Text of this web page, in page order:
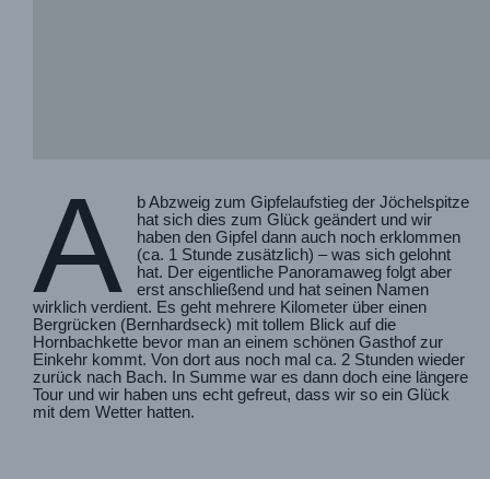
A
b Abzweig zum Gipfelaufstieg der Jöchelspitze
hat sich dies zum Glück geändert und wir
haben den Gipfel dann auch noch erklommen
(ca. 1 Stunde zusätzlich) – was sich gelohnt
hat. Der eigentliche Panoramaweg folgt aber
erst anschließend und hat seinen Namen
wirklich verdient. Es geht mehrere Kilometer über einen
Bergrücken (Bernhardseck) mit tollem Blick auf die
Hornbachkette bevor man an einem schönen Gasthof zur
Einkehr kommt. Von dort aus noch mal ca. 2 Stunden wieder
zurück nach Bach. In Summe war es dann doch eine längere
Tour und wir haben uns echt gefreut, dass wir so ein Glück
mit dem Wetter hatten.